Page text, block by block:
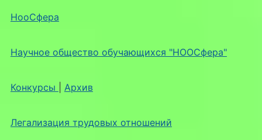
НооСфера
Научное общество обучающихся "НООСфера"
Конкурсы Архив
Легализация трудовых отношений